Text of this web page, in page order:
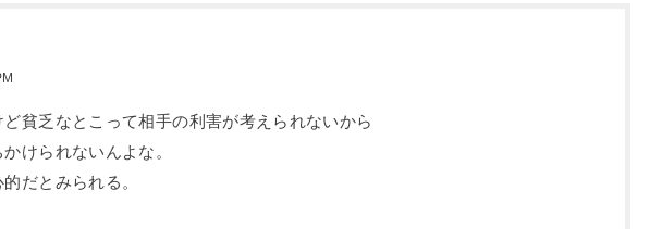
貧乏なとこって相手の利害が考えられないから
けられないんよな。
だとみられる。